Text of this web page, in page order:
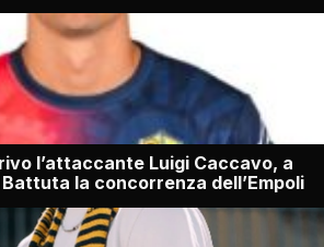
l’attaccante Luigi Caccavo, a
la concorrenza dell’Empoli